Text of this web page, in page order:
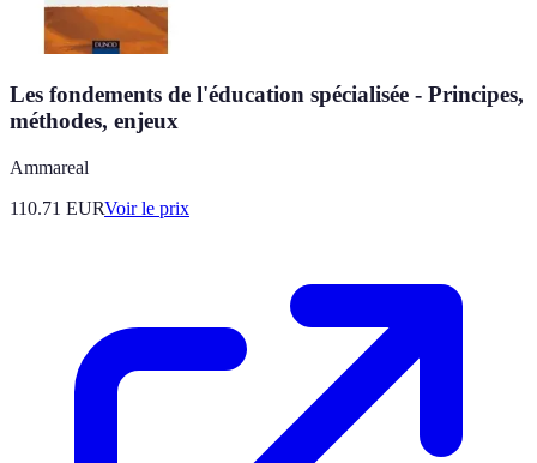
Les fondements de l'éducation spécialisée - Principes,
méthodes, enjeux
Ammareal
110.71 EURVoir le prix